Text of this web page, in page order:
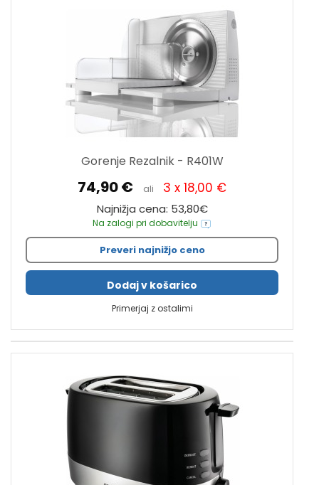
Gorenje Rezalnik - R401W
74,90 € ali 3 x 18,00 €
Najnižja cena: 53,80€
Na zalogi pri dobavitelju
Preveri najnižjo ceno
Dodaj v košarico
Primerjaj z ostalimi